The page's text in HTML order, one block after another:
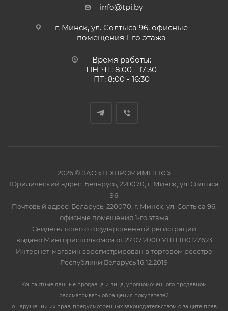
info@tpi.by
г. Минск, ул. Солтыса 96, офисные
помещения 1-го этажа
Время работы:
ПН-ЧТ: 8:00 - 17:30
ПТ: 8:00 - 16:30
2026 © ЗАО «ТЕХПРОМИМПЕКС»
Юридический адрес: Беларусь, 220070, г. Минск, ул. Солтыса
96
Почтовый адрес: Беларусь, 220070, г. Минск, ул. Солтыса 96,
офисные помещения 1-го этажа
Свидетельство о государственной регистрации
выдано Мингорисполкомом от 27.07.2000 УНП 100127623
Интернет-магазин зарегистрирован в торговом реестре
Республики Беларусь 16.12.2019
Контактные данные продавца и лица, уполномоченного продавцом
рассматривать обращения покупателей
о нарушении их прав, предусмотренных законодательством о защите прав